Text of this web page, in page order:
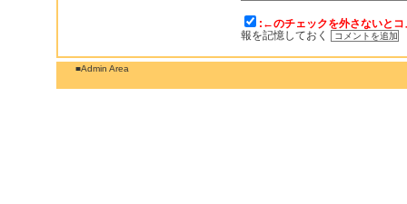
:←のチェックを外さないと
報を記憶しておく
■Admin Area